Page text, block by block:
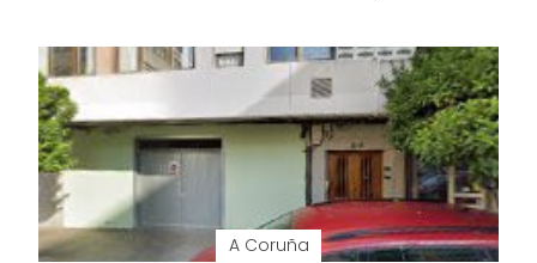
A Coruña